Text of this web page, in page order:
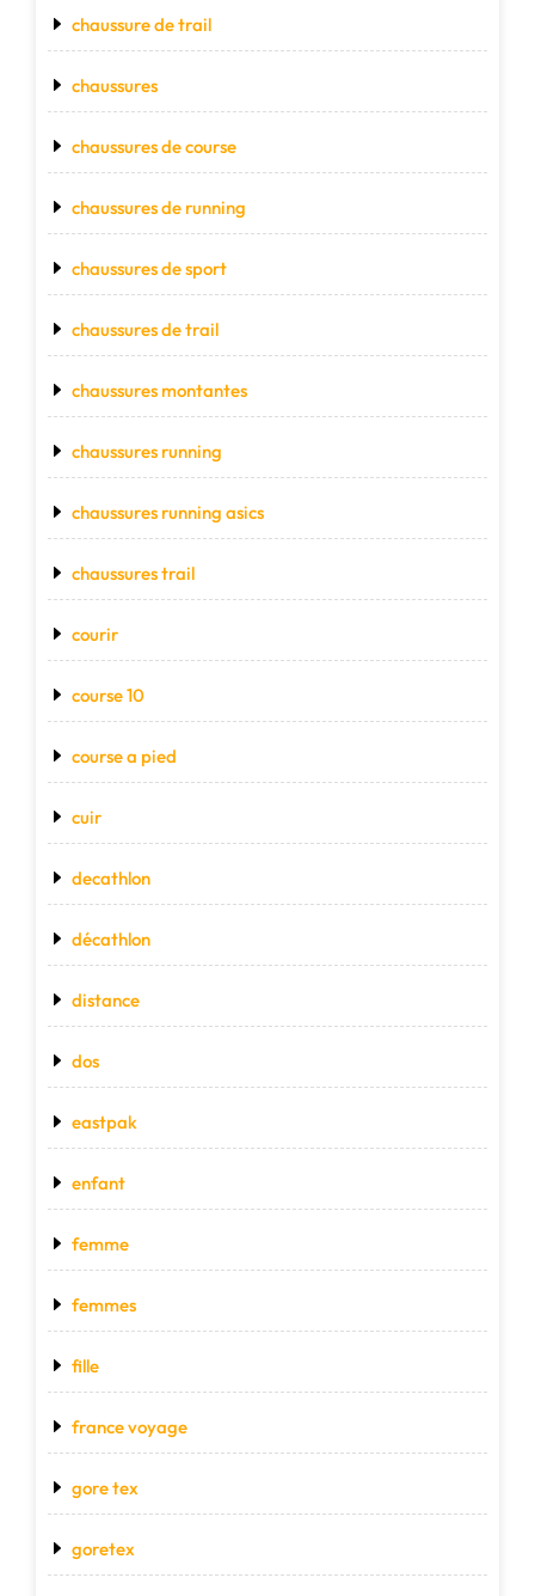
chaussure de trail
chaussures
chaussures de course
chaussures de running
chaussures de sport
chaussures de trail
chaussures montantes
chaussures running
chaussures running asics
chaussures trail
courir
course 10
course a pied
cuir
decathlon
décathlon
distance
dos
eastpak
enfant
femme
femmes
fille
france voyage
gore tex
goretex